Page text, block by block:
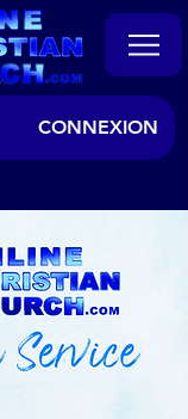
CONNEXION